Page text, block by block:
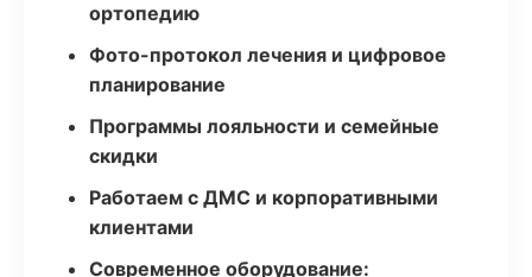
ортопедию
Фото-протокол лечения и цифровое
планирование
Программы лояльности и семейные
скидки
Работаем с ДМС и корпоративными
клиентами
Современное оборудование: